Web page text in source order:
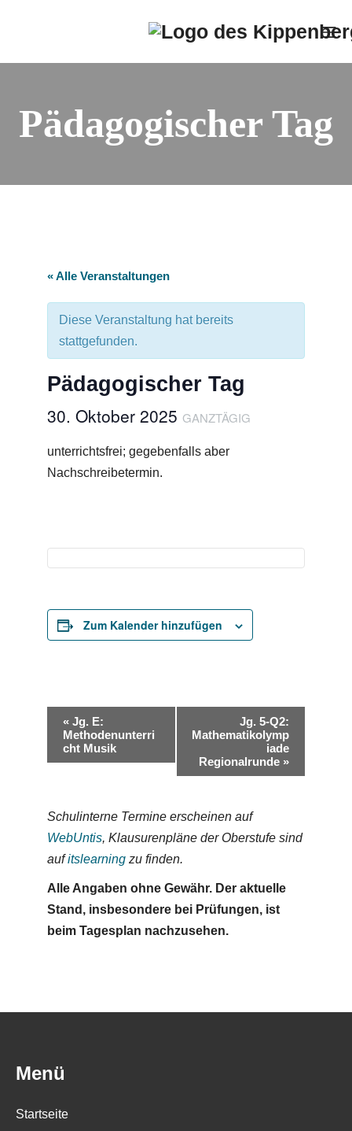
Pädagogischer Tag
« Alle Veranstaltungen
Diese Veranstaltung hat bereits
stattgefunden.
Pädagogischer Tag
30. Oktober 2025 GANZTÄGIG
unterrichtsfrei; gegebenfalls aber
Nachschreibetermin.
Zum Kalender hinzufügen
r
n
s
t
a
l
t
a
i
« Jg. E:
Methodenunterri
cht Musik
Jg. 5-Q2:
Mathematikolymp
iade
Regionalrunde »
Schulinterne Termine erscheinen auf
WebUntis, Klausurenpläne der Oberstufe sind
aufitslearning zu finden.
Alle Angaben ohne Gewähr. Der aktuelle
Stand, insbesondere bei Prüfungen, ist
beim Tagesplan nachzusehen.
Menü
Startseite